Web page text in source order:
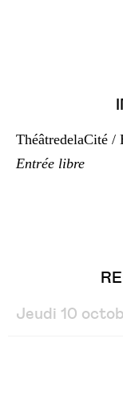
ThéâtredelaCité /
Entrée libre
Jeudi 10